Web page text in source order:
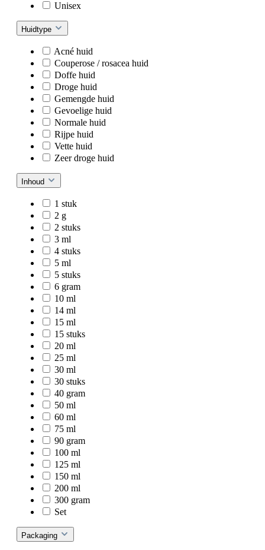
Unisex
Huidtype
Acné huid
Couperose / rosacea huid
Doffe huid
Droge huid
Gemengde huid
Gevoelige huid
Normale huid
Rijpe huid
Vette huid
Zeer droge huid
Inhoud
1 stuk
2 g
2 stuks
3 ml
4 stuks
5 ml
5 stuks
6 gram
10 ml
14 ml
15 ml
15 stuks
20 ml
25 ml
30 ml
30 stuks
40 gram
50 ml
60 ml
75 ml
90 gram
100 ml
125 ml
150 ml
200 ml
300 gram
Set
Packaging